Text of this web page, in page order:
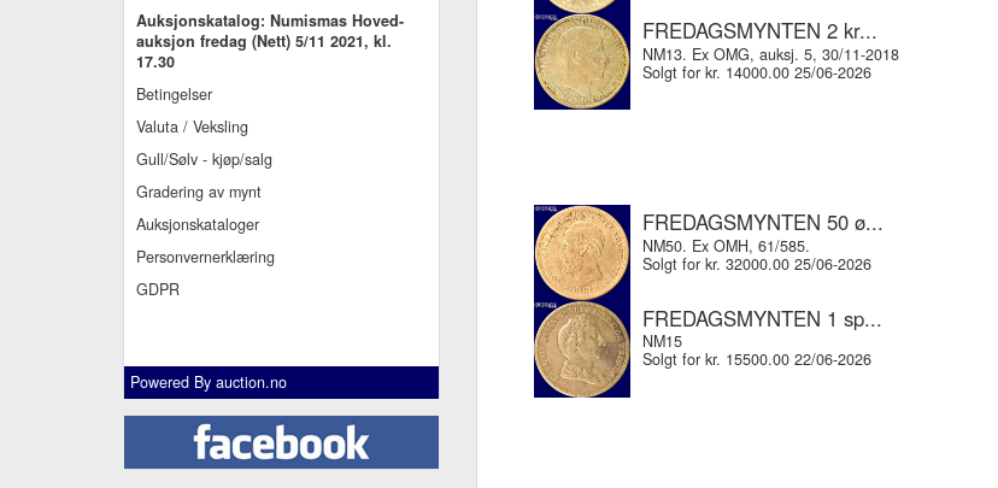
Auksjonskatalog: Numismas Hoved-
auksjon fredag (Nett) 5/11 2021, kl.
17.30
Betingelser
Valuta / Veksling
Gull/Sølv - kjøp/salg
Gradering av mynt
Auksjonskataloger
Personvernerklæring
GDPR
Powered By auction.no
FREDAGSMYNTEN 2 kr...
NM13. Ex OMG, auksj. 5, 30/11-2018
Solgt for kr. 14000.00 25/06-2026
FREDAGSMYNTEN 50 ø...
NM50. Ex OMH, 61/585.
Solgt for kr. 32000.00 25/06-2026
FREDAGSMYNTEN 1 sp...
NM15
Solgt for kr. 15500.00 22/06-2026